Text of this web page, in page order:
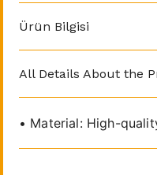
Ürün Bilgisi
All Details About the
• Material: High-